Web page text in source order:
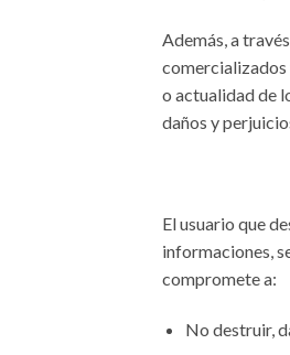
Además, a
comercializados
o actualidad de
daños y
El usuario que
informaciones,
compromete a:
No destruir,